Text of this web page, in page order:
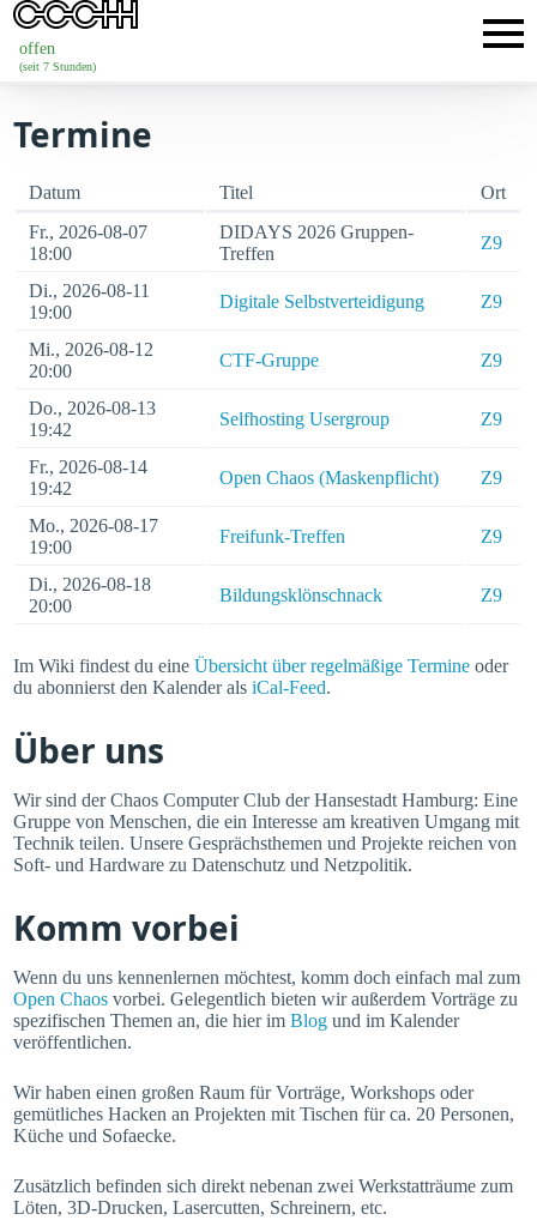
offen
(seit 7 Stunden)
Termine
Datum Titel
Ort
Fr., 2026-08-07
18:00
DIDAYS 2026 Gruppen-
Treffen
Z9
Di., 2026-08-11
19:00
Digitale Selbstverteidigung Z9
Mi., 2026-08-12
20:00
CTF-Gruppe Z9
Do., 2026-08-13
19:42
Selfhosting Usergroup Z9
Fr., 2026-08-14
19:42
Open Chaos (Maskenpflicht) Z9
Mo., 2026-08-17
19:00
Freifunk-Treffen Z9
Di., 2026-08-18
20:00
Bildungsklönschnack Z9
Im Wiki findest du eineÜbersicht über regelmäßige Termine oder
du abonnierst den Kalender alsiCal-Feed.
Über uns
Wir sind der Chaos Computer Club der Hansestadt Hamburg: Eine
Gruppe von Menschen, die ein Interesse am kreativen Umgang mit
Technik teilen. Unsere Gesprächsthemen und Projekte reichen von
Soft- und Hardware zu Datenschutz und Netzpolitik.
Komm vorbei
Wenn du uns kennenlernen möchtest, komm doch einfach mal zum
Open Chaos vorbei. Gelegentlich bieten wir außerdem Vorträge zu
spezifischen Themen an, die hier imBlog und im Kalender
veröffentlichen.
Wir haben einen großen Raum für Vorträge, Workshops oder
gemütliches Hacken an Projekten mit Tischen für ca. 20 Personen,
Küche und Sofaecke.
Zusätzlich befinden sich direkt nebenan zwei Werkstatträume zum
Löten, 3D-Drucken, Lasercutten, Schreinern, etc.